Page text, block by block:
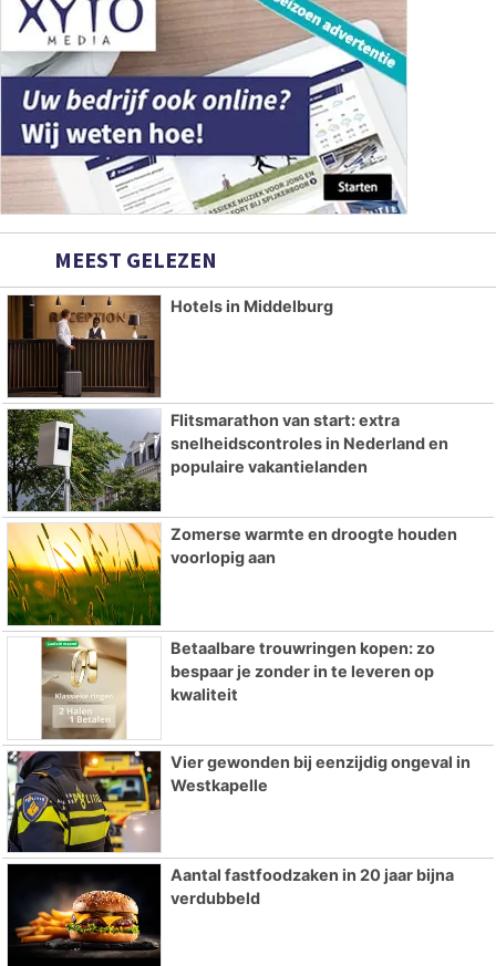
MEEST GELEZEN
Hotels in Middelburg
Flitsmarathon van start: extra
snelheidscontroles in Nederland en
populaire vakantielanden
Zomerse warmte en droogte houden
voorlopig aan
Betaalbare trouwringen kopen: zo
bespaar je zonder in te leveren op
kwaliteit
Vier gewonden bij eenzijdig ongeval in
Westkapelle
Aantal fastfoodzaken in 20 jaar bijna
verdubbeld